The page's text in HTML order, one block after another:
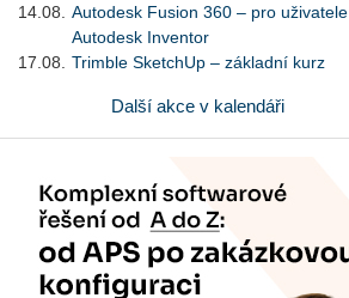
14.08.
Autodesk Fusion 360 – pro uživatele
Autodesk Inventor
17.08.
Trimble SketchUp – základní kurz
Další akce v kalendáři